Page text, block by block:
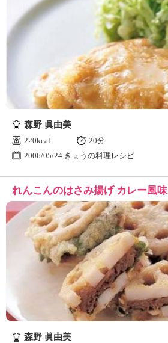
森野 眞由美
220kcal
20分
2006/05/24 きょうの料理レシピ
れんこんのはさみ揚げ カレー風味
森野 眞由美